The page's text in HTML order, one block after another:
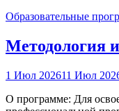
Образовательные
Методология
1 Июл 202611 Июл
О программе: Для